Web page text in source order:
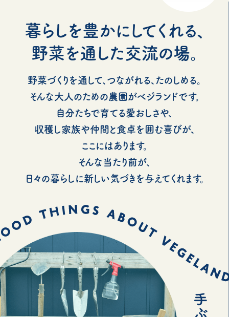
暮らしを豊かにしてくれる、
野菜を通した交流の場。
野菜づくりを通して、つながれる、たのしめる。
そんな大人のための農園がベジランドです。
自分たちで育てる愛おしさや、
収穫し家族や仲間と食卓を囲む喜びが、
ここにはあります。
そんな当たり前が、
日々の暮らしに新しい気づきを与えてくれます。